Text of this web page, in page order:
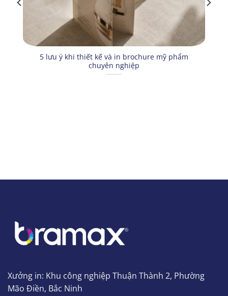
5 lưu ý khi thiết kế và in brochure mỹ phẩm
chuyên nghiệp
Xưởng in: Khu công nghiệp Thuận Thành 2, Phường
Mão Điền, Bắc Ninh